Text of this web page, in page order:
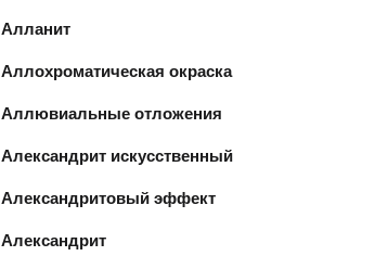
Алланит
Аллохроматическая окраска
Аллювиальные отложения
Александрит искусственный
Александритовый эффект
Александрит